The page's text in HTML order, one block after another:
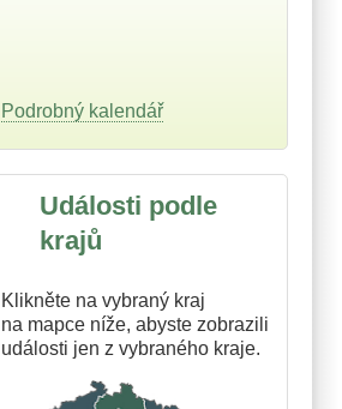
Podrobný kalendář
Události podle
krajů
Klikněte na vybraný kraj
na mapce níže, abyste zobrazili
události jen z vybraného kraje.